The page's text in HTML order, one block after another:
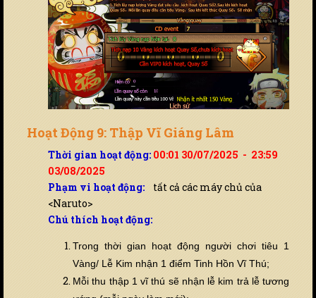
Hoạt Động 9: Thập Vĩ Giáng Lâm
Thời gian hoạt động: 00:01 30/07/2025 - 23:59
03/08/2025
Phạm vi hoạt động: tất cả các máy chủ của
<Naruto>
Chú thích hoạt động:
Trong thời gian hoạt động người chơi tiêu 1
Vàng/ Lễ Kim nhận 1 điểm Tinh Hồn Vĩ Thú;
Mỗi thu thập 1 vĩ thú sẽ nhận lễ kim trả lễ tương